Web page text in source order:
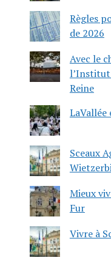
Règles
de 2026
Avec le
Reine
LaVallée
Sceaux
Mieux
Fur
Vivre à